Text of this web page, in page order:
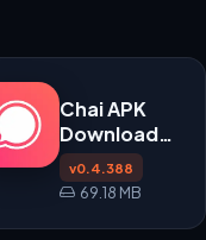
Chai APK
Download
untuk
Android
v0.4.388
69.18 MB